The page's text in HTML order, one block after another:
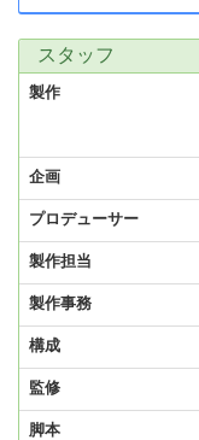
スタッフ
製作
企画
プロデューサー
製作担当
製作事務
構成
監修
脚本